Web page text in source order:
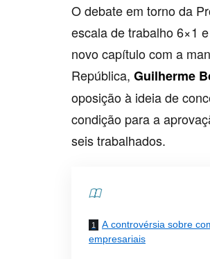
O debate em torno da
escala de trabalho 6×1
novo capítulo com a
República, Guilherme
oposição à ideia de
condição para a
seis trabalhados.
A controvérsia sobre
empresariais